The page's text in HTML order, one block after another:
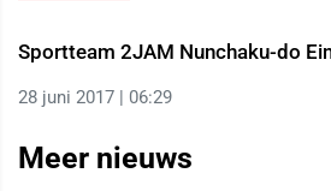
Sportteam 2JAM Nunchaku-do
28 juni 2017 | 06:29
Meer nieuws